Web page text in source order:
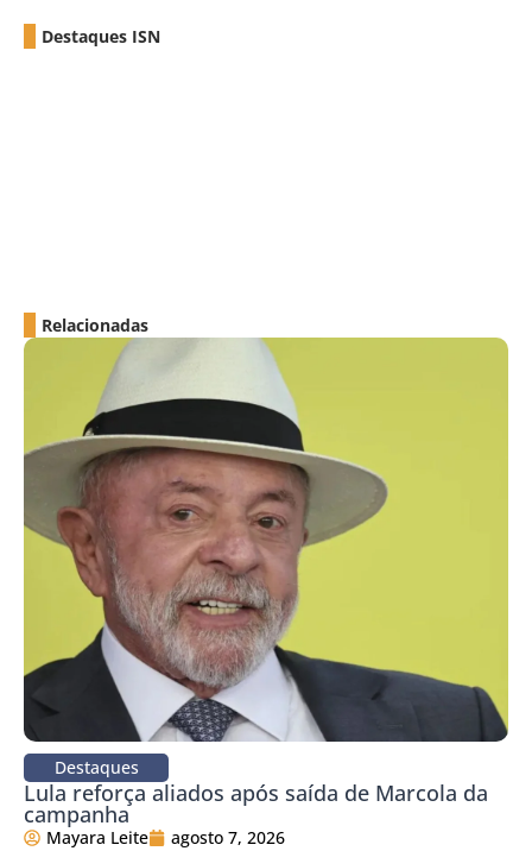
Destaques ISN
Relacionadas
Destaques
Lula reforça aliados após saída de Marcola da
campanha
Mayara Leite agosto 7, 2026